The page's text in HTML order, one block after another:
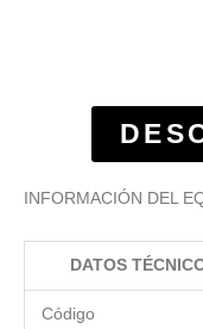
INFORMACIÓN DEL
DATOS
Código